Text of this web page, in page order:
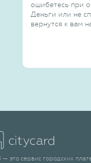
ошибетесь при
Деньги или не
вернутся к вам
— это сервис городских